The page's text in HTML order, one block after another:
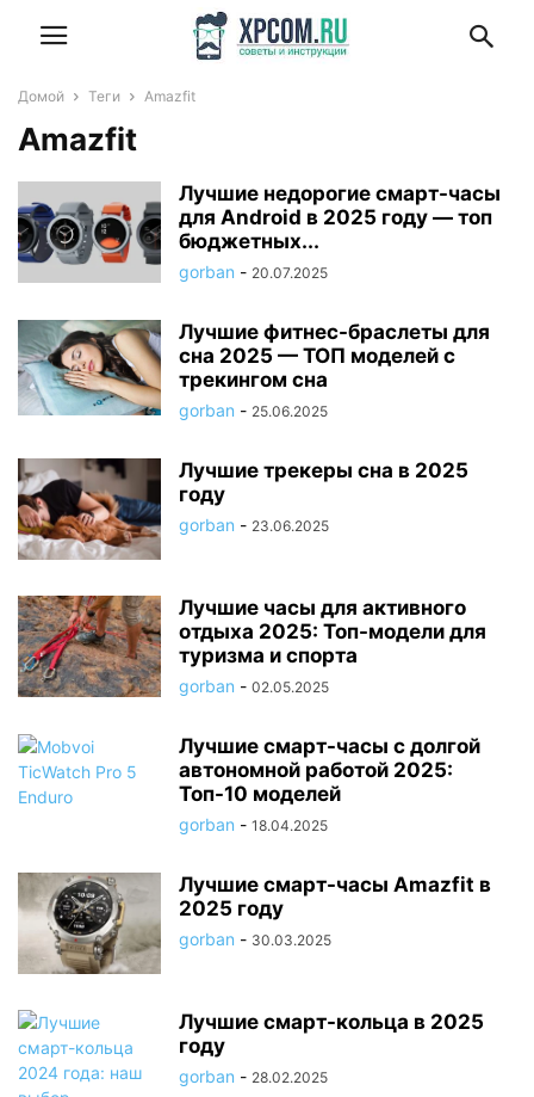
Домой Теги Amazfit
Amazfit
Лучшие недорогие смарт-часы
для Android в 2025 году — топ
бюджетных...
gorban - 20.07.2025
Лучшие фитнес-браслеты для
сна 2025 — ТОП моделей с
трекингом сна
gorban - 25.06.2025
Лучшие трекеры сна в 2025
году
gorban - 23.06.2025
Лучшие часы для активного
отдыха 2025: Топ-модели для
туризма и спорта
gorban - 02.05.2025
Лучшие смарт-часы с долгой
автономной работой 2025:
Топ-10 моделей
gorban - 18.04.2025
Лучшие смарт-часы Amazfit в
2025 году
gorban - 30.03.2025
Лучшие смарт-кольца в 2025
году
gorban - 28.02.2025